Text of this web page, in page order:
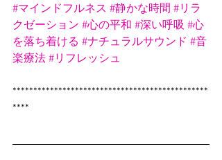
#マインドフルネス #静かな時間 #リラ
クゼーション #心の平和 #深い呼吸 #心
を落ち着ける #ナチュラルサウンド #音
楽療法 #リフレッシュ
***********************************************
****